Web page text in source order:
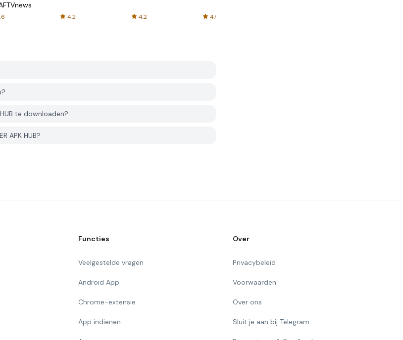
4.2 4.2 4.5
te downloaden?
APK HUB?
Functies
Veelgestelde vragen
Android App
Chrome-extensie
App indienen
Over
Privacybeleid
Voorwaarden
Over ons
Sluit je aan bij Telegram